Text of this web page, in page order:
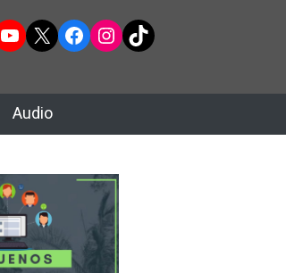
YouTube
X Facebook
Instagram
TikTok
Audio